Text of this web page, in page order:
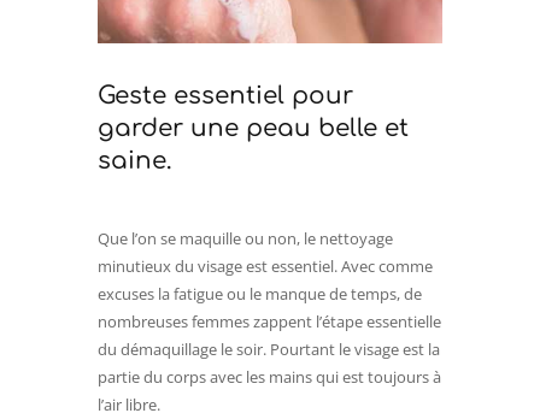
Geste essentiel pour
garder une peau belle et
saine.
Que l’on se maquille ou non, le nettoyage
minutieux du visage est essentiel. Avec comme
excuses la fatigue ou le manque de temps, de
nombreuses femmes zappent l’étape essentielle
du démaquillage le soir. Pourtant le visage est la
partie du corps avec les mains qui est toujours à
l’air libre.